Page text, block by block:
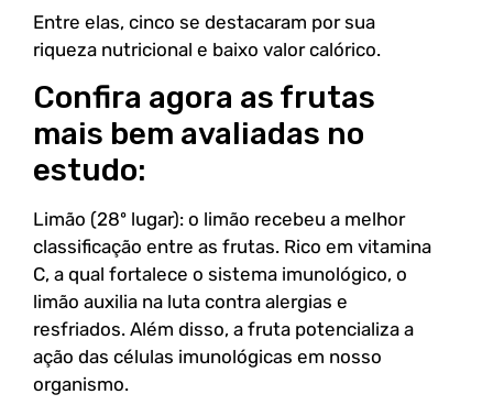
Entre elas, cinco se destacaram por sua
riqueza nutricional e baixo valor calórico.
Confira agora as frutas
mais bem avaliadas no
estudo:
Limão (28º lugar): o limão recebeu a melhor
classificação entre as frutas. Rico em vitamina
C, a qual fortalece o sistema imunológico, o
limão auxilia na luta contra alergias e
resfriados. Além disso, a fruta potencializa a
ação das células imunológicas em nosso
organismo.